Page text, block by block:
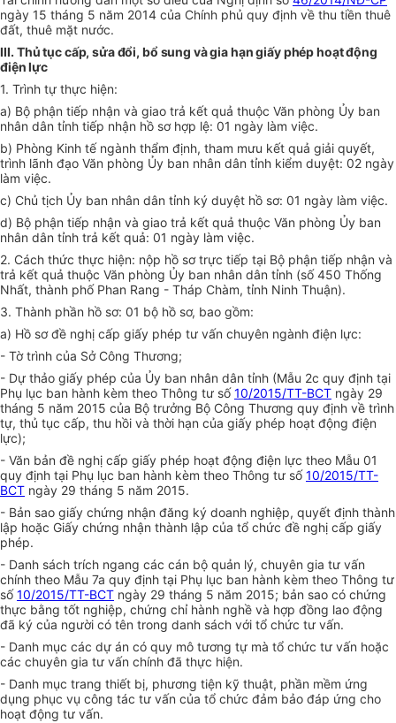
ngày 15 tháng 5 năm 2014 của Chính phủ quy định về thu tiền thuê
đất, thuê mặt nước.
III. Thủ tục cấp, sửa đổi, bổ sung và gia hạn giấy phép hoạt động
điện lực
1. Trình tự thực hiện:
a) Bộ phận tiếp nhận và giao trả kết quả thuộc Văn phòng Ủy ban
nhân dân tỉnh tiếp nhận hồ sơ hợp lệ: 01 ngày làm việc.
b) Phòng Kinh tế ngành thẩm định, tham mưu kết quả giải quyết,
trình lãnh đạo Văn phòng Ủy ban nhân dân tỉnh kiểm duyệt: 02 ngày
làm việc.
c) Chủ tịch Ủy ban nhân dân tỉnh ký duyệt hồ sơ: 01 ngày làm việc.
d) Bộ phận tiếp nhận và giao trả kết quả thuộc Văn phòng Ủy ban
nhân dân tỉnh trả kết quả: 01 ngày làm việc.
2. Cách thức thực hiện: nộp hồ sơ trực tiếp tại Bộ phận tiếp nhận và
trả kết quả thuộc Văn phòng Ủy ban nhân dân tỉnh (số 450 Thống
Nhất, thành phố Phan Rang - Tháp Chàm, tỉnh Ninh Thuận).
3. Thành phần hồ sơ: 01 bộ hồ sơ, bao gồm:
a) Hồ sơ đề nghị cấp giấy phép tư vấn chuyên ngành điện lực:
- Tờ trình của Sở Công Thương;
- Dự thảo giấy phép của Ủy ban nhân dân tỉnh (Mẫu 2c quy định tại
Phụ lục ban hành kèm theo Thông tư số10/2015/TT-BCT ngày 29
tháng 5 năm 2015 của Bộ trưởng Bộ Công Thương quy định về trình
tự, thủ tục cấp, thu hồi và thời hạn của giấy phép hoạt động điện
lực);
- Văn bản đề nghị cấp giấy phép hoạt động điện lực theo Mẫu 01
quy định tại Phụ lục ban hành kèm theo Thông tư số10/2015/TT-
BCT ngày 29 tháng 5 năm 2015.
- Bản sao giấy chứng nhận đăng ký doanh nghiệp, quyết định thành
lập hoặc Giấy chứng nhận thành lập của tổ chức đề nghị cấp giấy
phép.
- Danh sách trích ngang các cán bộ quản lý, chuyên gia tư vấn
chính theo Mẫu 7a quy định tại Phụ lục ban hành kèm theo Thông tư
số10/2015/TT-BCT ngày 29 tháng 5 năm 2015; bản sao có chứng
thực bằng tốt nghiệp, chứng chỉ hành nghề và hợp đồng lao động
đã ký của người có tên trong danh sách với tổ chức tư vấn.
- Danh mục các dự án có quy mô tương tự mà tổ chức tư vấn hoặc
các chuyên gia tư vấn chính đã thực hiện.
- Danh mục trang thiết bị, phương tiện kỹ thuật, phần mềm ứng
dụng phục vụ công tác tư vấn của tổ chức đảm bảo đáp ứng cho
hoạt động tư vấn.